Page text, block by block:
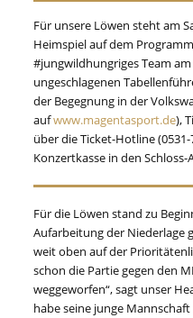
Für unsere Löwen steht am
Heimspiel auf dem
#jungwildhungriges Team
ungeschlagenen
der Begegnung in der
aufwww.magentasport.de),
über die Ticket-Hotline
Konzertkasse in den
Für die Löwen stand zu
Aufarbeitung der Niederlage
weit oben auf der
schon die Partie gegen den
weggeworfen“, sagt unser
habe seine junge